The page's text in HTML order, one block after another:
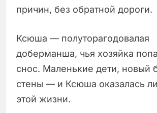
причин, без обратной дороги.
Ксюша — полуторагодовалая
доберманша, чья хозяйка
снос. Маленькие дети, новый
стены — и Ксюша оказалась
этой жизни.